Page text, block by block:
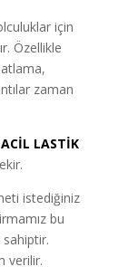
için
Özellikle
zaman
ACİL LASTİK
istediğiniz
bu
sahiptir.
verilir.